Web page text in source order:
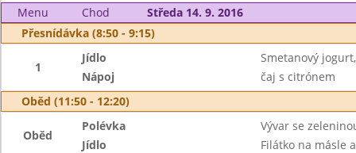
Menu
Chod
Středa 14. 9. 2016
Přesnídávka (8:50 - 9:15)
1
Jídlo
Smetanový
Nápoj
čaj s citrónem
Oběd (11:50 - 12:20)
Oběd
Polévka
Vývar se
Jídlo
Filátko na másle